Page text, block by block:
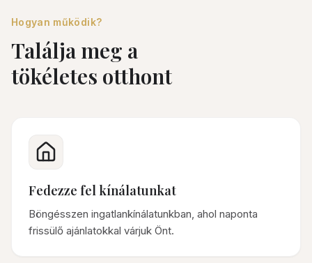
Hogyan működik?
Találja meg a
tökéletes otthont
Fedezze fel kínálatunkat
Böngésszen ingatlankínálatunkban, ahol naponta
frissülő ajánlatokkal várjuk Önt.